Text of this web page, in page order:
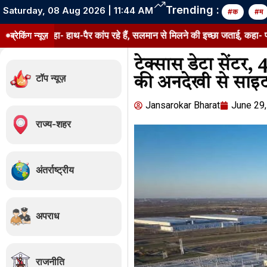
Saturday, 08 Aug 2026 | 11:44 AM Trending : #क #म
ब्रेकिंग न्यूज़
हाथ-पैर कांप रहे हैं, सलमान से मिलने की इच्छा जताई, कहा- पापा उनके
टॉप न्यूज़
राज्य-शहर
अंतर्राष्ट्रीय
अपराध
राजनीति
टेक्सास डेटा सेंटर,
की अनदेखी से
Jansarokar Bharat June